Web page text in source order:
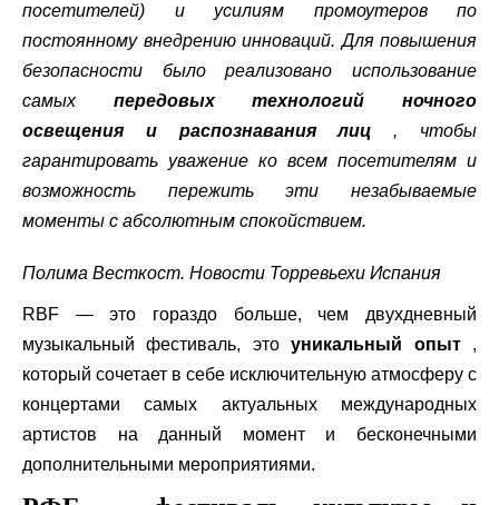
посетителей) и усилиям промоутеров по
постоянному внедрению инноваций. Для повышения
безопасности было реализовано использование
самых передовых технологий ночного
освещения и распознавания лиц , чтобы
гарантировать уважение ко всем посетителям и
возможность пережить эти незабываемые
моменты с абсолютным спокойствием.
Полима Весткост. Новости Торревьехи Испания
RBF — это гораздо больше, чем двухдневный
музыкальный фестиваль, этоуникальный опыт,
который сочетает в себе исключительную атмосферу с
концертами самых актуальных международных
артистов на данный момент и бесконечными
дополнительными мероприятиями.